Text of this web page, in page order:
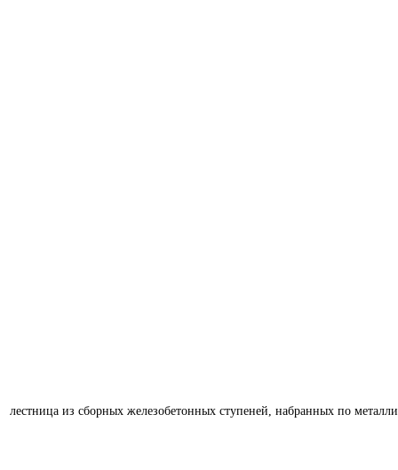
лестница из сборных железобетонных ступеней, набранных по